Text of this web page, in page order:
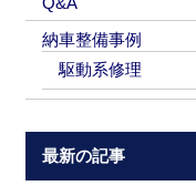
納車整備事例
駆動系修理
最新の記事